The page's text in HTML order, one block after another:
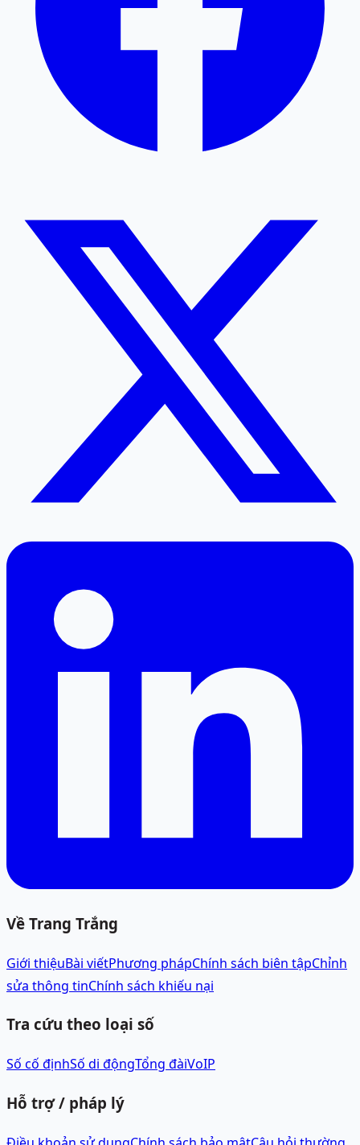
Về Trang Trắng
Giới thiệuBài viếtPhương phápChính sách biên tậpChỉnh
sửa thông tinChính sách khiếu nại
Tra cứu theo loại số
Số cố địnhSố di độngTổng đàiVoIP
Hỗ trợ / pháp lý